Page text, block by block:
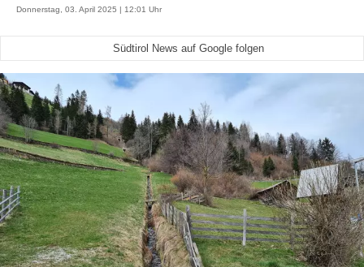
Donnerstag, 03. April 2025 | 12:01 Uhr
Südtirol News auf Google folgen